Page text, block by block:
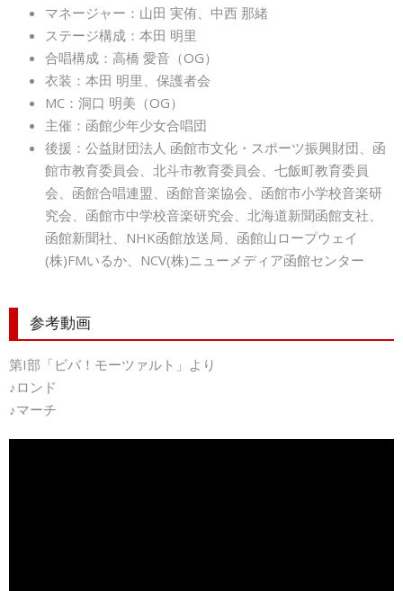
マネージャー：山田 実侑、中西 那緒
ステージ構成：本田 明里
合唱構成：高橋 愛音（OG）
衣装：本田 明里、保護者会
MC：洞口 明美（OG）
主催：函館少年少女合唱団
後援：公益財団法人 函館市文化・スポーツ振興財団、函
館市教育委員会、北斗市教育委員会、七飯町教育委員
会、函館合唱連盟、函館音楽協会、函館市小学校音楽研
究会、函館市中学校音楽研究会、北海道新聞函館支社、
函館新聞社、NHK函館放送局、函館山ロープウェイ
(株)FMいるか、NCV(株)ニューメディア函館センター
参考動画
第I部「ビバ！モーツァルト」より
♪ロンド
♪マーチ